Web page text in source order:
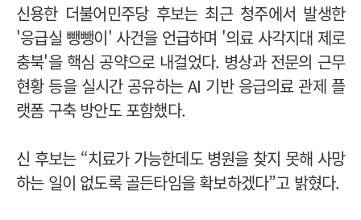
신용한 더불어민주당 후보는 최근 청주에서 발생한
'응급실 뺑뺑이' 사건을 언급하며 '의료 사각지대 제로
충북'을 핵심 공약으로 내걸었다. 병상과 전문의 근무
현황 등을 실시간 공유하는 AI 기반 응급의료 관제 플
랫폼 구축 방안도 포함했다.
신 후보는 “치료가 가능한데도 병원을 찾지 못해 사망
하는 일이 없도록 골든타임을 확보하겠다”고 밝혔다.